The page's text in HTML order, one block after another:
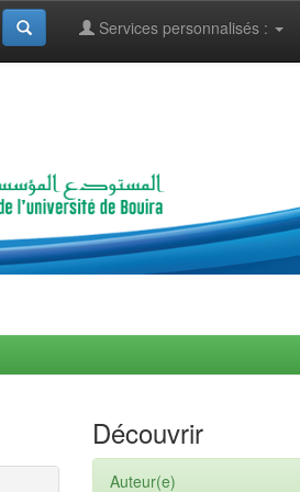
Services personnalisés :
Découvrir
Auteur(e)